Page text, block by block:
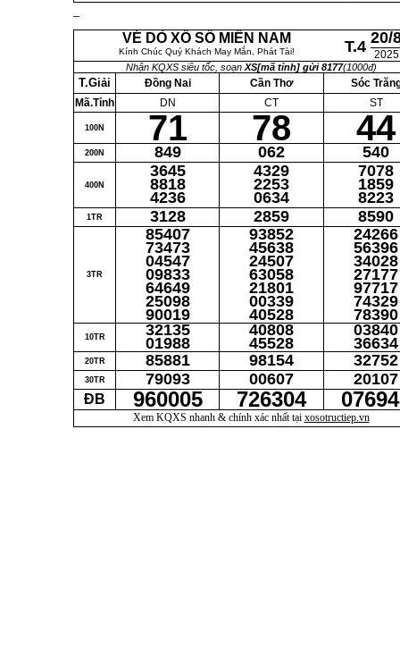
VÉ DÒ XỔ SỐ MIỀN NAM
Kính Chúc Quý Khách May Mắn, Phát Tài! T.4 20/
2025
Nhận KQXS siêu tốc, soạn XS[mã tỉnh] gửi 8177(1000đ)
T.Giải
Mã.Tỉnh
100N
200N
400N
1TR
3TR
10TR
20TR
30TR
ĐB
Đồng Nai
DN
71
849
3645
8818
4236
3128
85407
73473
04547
09833
64649
25098
90019
32135
01988
85881
79093
960005
Cần Thơ
CT
78
062
4329
2253
0634
2859
93852
45638
24507
63058
21801
00339
40528
40808
45528
98154
00607
726304
Sóc
ST
44
540
7078
1859
8223
8590
24266
56396
34028
27177
97717
74329
78390
03840
36634
32752
20107
Xem KQXS nhanh & chính xác nhất tại xosotructiep.vn